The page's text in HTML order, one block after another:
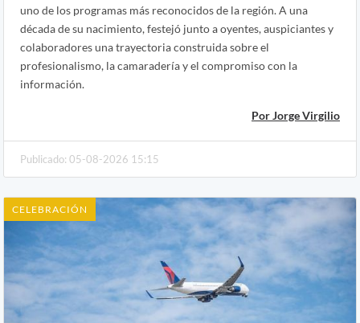
uno de los programas más reconocidos de la región. A una
década de su nacimiento, festejó junto a oyentes, auspiciantes y
colaboradores una trayectoria construida sobre el
profesionalismo, la camaradería y el compromiso con la
información.
Por Jorge Virgilio
Publicado: 05-08-2026 15:15
CELEBRACIÓN